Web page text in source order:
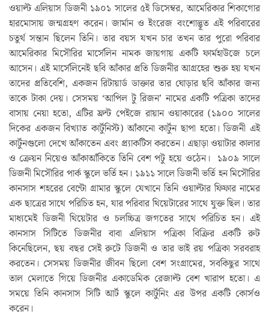
ওয়াল্ট এলিয়াস ডিজনী ১৯০১ সালের ৫ই ডিসেম্বর, আমেরিকার শিকাগোর
হারমোসায় জন্মগ্রহণ করেন। জার্মান ও ইংরেজ বংশোদ্ভূত এই পরিবারের
চতুর্থ সন্তান ছিলেন তিনি। তার বয়স যখন চার তখন তার পুরো পরিবার
আমেরিকার মিসৌরির মার্সেলিন নামক জায়গায় একটি ফার্মহাউজে চলে
আসেন। এই মার্সেলিনেই ছবি আঁকার প্রতি ডিজনীর আগ্রহের শুরু হয় যখন
তাদের প্রতিবেশি, একজন রিটায়ার্ড ডাক্তার তার ঘোড়ার ছবি আঁকার জন্য
তাকে টাকা দেয়। সেসময় ‘আপিল টু রিজন’ নামের একটি পত্রিকা তাদের
বাসায় নেয়া হতো, এটির ফ্রন্ট পেইজে রায়ান ওয়াকারের (১৯০০ সালের
দিকের একজন বিখ্যাত কার্টুনিস্ট) আঁকানো কার্টুন ছাপা হতো। ডিজনী এই
কার্টুনগুলো দেখে আঁকাতেন এবং প্র্যাকটিস করতেন। এছাড়া ওয়াটার কালার
ও ক্রেয়ন নিয়েও আঁকাআঁকিতে তিনি বেশ পটু হয়ে ওঠেন। ১৯০৯ সালে
ডিজনী মিসৌরির পার্ক স্কুলে ভর্তি হন। ১৯১১ সালে ডিজনী ভর্তি হন মিসৌরির
কানসাস শহরের বেন্টো গ্রামার স্কুলে যেখানে তিনি ওয়াল্টার ফিফার নামের
এক ছাত্রের সাথে পরিচিত হন, যার পরিবার থিয়েটারের সাথে যুক্ত ছিল। তার
মাধ্যমেই ডিজনী থিয়েটার ও চলচ্চিত্র জগতের সাথে পরিচিত হন। এই
কানসাস সিটিতে ডিজনীর বাবা এলিয়াস পত্রিকা বিক্রির একটি রুট
কিনেছিলেন, ছয় বছর সেই রুটে ডিজনী ও তার ভাই রয় পত্রিকা সরবরাহ
করতেন। সেসময় ডিজনীর জীবন ছিলো বেশ সংগ্রামের, সবকিছুর সাথে
তাল মেলাতে গিয়ে ডিজনীর একাডেমিক রেজাল্ট বেশ খারাপ হতো। এ
সময়ে তিনি কানসাস সিটি আর্ট স্কুলে কার্টুনিং এর উপর একটি কোর্সও
করেন।